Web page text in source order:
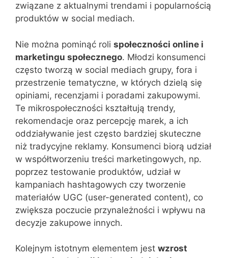
związane z aktualnymi trendami i popularnością
produktów w social mediach.
Nie można pominąć roli społeczności online i
marketingu społecznego. Młodzi konsumenci
często tworzą w social mediach grupy, fora i
przestrzenie tematyczne, w których dzielą się
opiniami, recenzjami i poradami zakupowymi.
Te mikrospołeczności kształtują trendy,
rekomendacje oraz percepcję marek, a ich
oddziaływanie jest często bardziej skuteczne
niż tradycyjne reklamy. Konsumenci biorą udział
w współtworzeniu treści marketingowych, np.
poprzez testowanie produktów, udział w
kampaniach hashtagowych czy tworzenie
materiałów UGC (user-generated content), co
zwiększa poczucie przynależności i wpływu na
decyzje zakupowe innych.
Kolejnym istotnym elementem jest wzrost